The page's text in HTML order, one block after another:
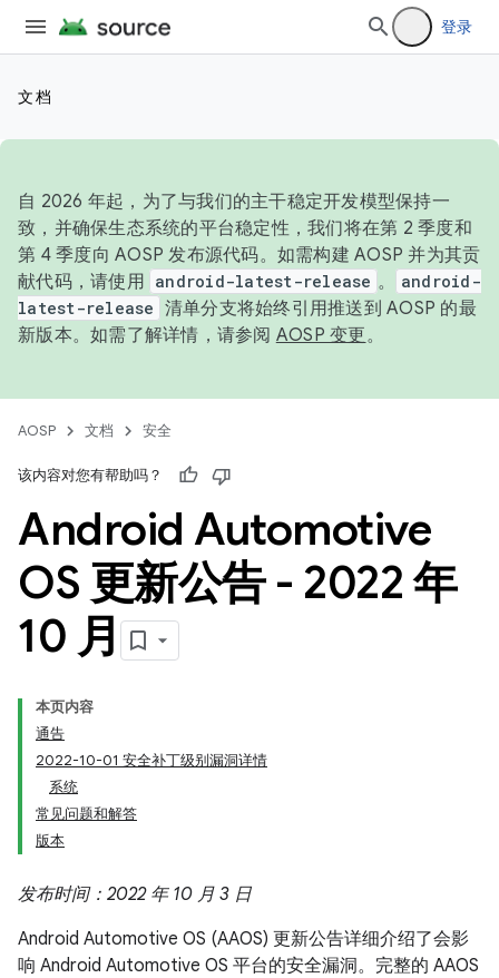
登录
文档
自 2026 年起，为了与我们的主干稳定开发模型保持一
致，并确保生态系统的平台稳定性，我们将在第 2 季度和
第 4 季度向 AOSP 发布源代码。如需构建 AOSP 并为其贡
献代码，请使用 android-latest-release 。
android-
latest-release 清单分支将始终引用推送到 AOSP 的最
新版本。如需了解详情，请参阅 AOSP 变更。
AOSP 文档 安全
该内容对您有帮助吗？
Android Automotive
OS 更新公告 - 2022 年
10 月
本页内容
通告
2022-10-01 安全补丁级别漏洞详情
系统
常见问题和解答
版本
发布时间：2022 年 10 月 3 日
Android Automotive OS (AAOS) 更新公告详细介绍了会影
响 Android Automotive OS 平台的安全漏洞。完整的 AAOS